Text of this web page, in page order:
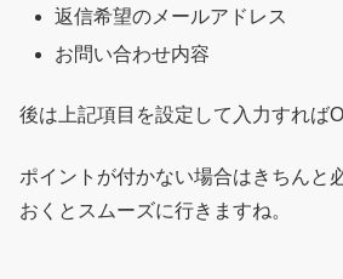
返信希望のメールアドレス
お問い合わせ内容
後は上記項目を設定して入力すれば
ポイントが付かない場合はきちんと
おくとスムーズに行きますね。